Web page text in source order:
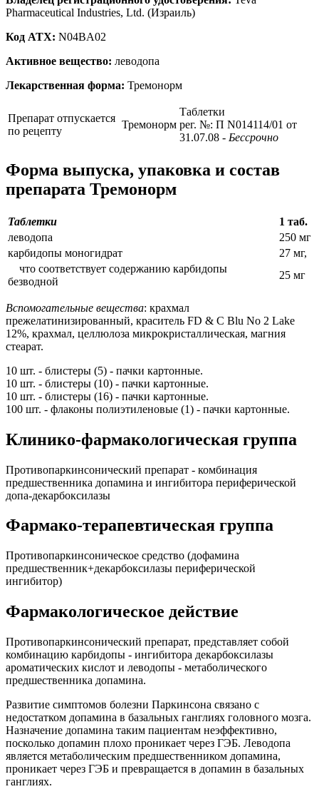
Pharmaceutical Industries, Ltd. (Израиль)
Код ATX: N04BA02
Активное вещество: леводопа
Лекарственная форма: Тремонорм
Препарат отпускается
по рецепту
Тремонорм
Таблетки
рег. №: П N014114/01 от
31.07.08 - Бессрочно
Форма выпуска, упаковка и состав
препарата Тремонорм
Таблетки
1 таб.
леводопа
250 мг
карбидопы моногидрат
27 мг,
что соответствует содержанию карбидопы
безводной
25 мг
Вспомогательные вещества: крахмал
прежелатинизированный, краситель FD & C Blu No 2 Lake
12%, крахмал, целлюлоза микрокристаллическая, магния
стеарат.
10 шт. - блистеры (5) - пачки картонные.
10 шт. - блистеры (10) - пачки картонные.
10 шт. - блистеры (16) - пачки картонные.
100 шт. - флаконы полиэтиленовые (1) - пачки картонные.
Клинико-фармакологическая группа
Противопаркинсонический препарат - комбинация
предшественника допамина и ингибитора периферической
допа-декарбоксилазы
Фармако-терапевтическая группа
Противопаркинсоническое средство (дофамина
предшественник+декарбоксилазы периферической
ингибитор)
Фармакологическое действие
Противопаркинсонический препарат, представляет собой
комбинацию карбидопы - ингибитора декарбоксилазы
ароматических кислот и леводопы - метаболического
предшественника допамина.
Развитие симптомов болезни Паркинсона связано с
недостатком допамина в базальных ганглиях головного мозга.
Назначение допамина таким пациентам неэффективно,
посколько допамин плохо проникает через ГЭБ. Леводопа
является метаболическим предшественником допамина,
проникает через ГЭБ и превращается в допамин в базальных
ганглиях.